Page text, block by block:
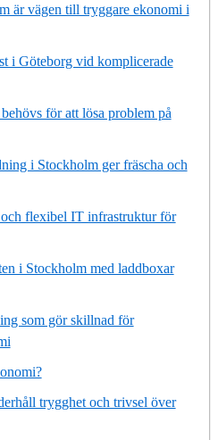
är vägen till tryggare ekonomi i
i Göteborg vid komplicerade
för att lösa problem på
i Stockholm ger fräscha och
flexibel IT infrastruktur för
i Stockholm med laddboxar
som gör skillnad för
trygghet och trivsel över